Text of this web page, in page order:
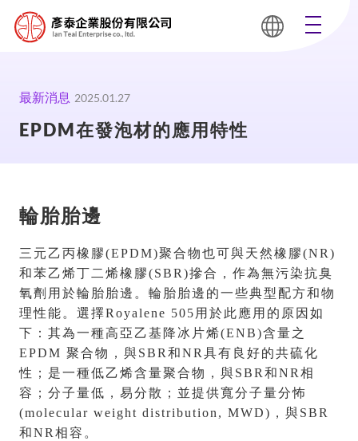
最新消息 2025.01.27
EPDM在發泡材的應用特性
輪胎胎邊
三元乙丙橡膠(EPDM)聚合物也可與天然橡膠(NR)
和苯乙烯丁二烯橡膠(SBR)摻合，作為無污染抗臭
氧劑用於輪胎胎邊。輪胎胎邊的一些典型配方和物
理性能。選擇Royalene 505用於此應用的原因如
下：其為一種高亞乙基降冰片烯(ENB)含量之
EPDM 聚合物，與SBR和NR具有良好的共硫化
性；是一種低乙烯含量聚合物，與SBR和NR相
容；分子量低，易分散；並提供寬分子量分怖
(molecular weight distribution, MWD)，與SBR
和NR相容。